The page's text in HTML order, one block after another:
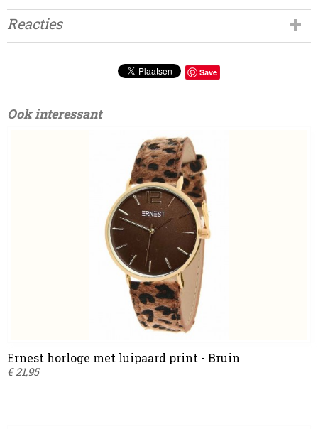
Reacties
Save
Ook interessant
Ernest horloge met luipaard print - Bruin
€ 21,95